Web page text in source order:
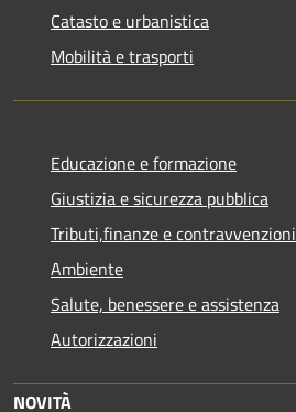
Catasto e urbanistica
Mobilità e trasporti
Educazione e formazione
Giustizia e sicurezza pubblica
Tributi,finanze e contravvenzioni
Ambiente
Salute, benessere e assistenza
Autorizzazioni
NOVITÀ